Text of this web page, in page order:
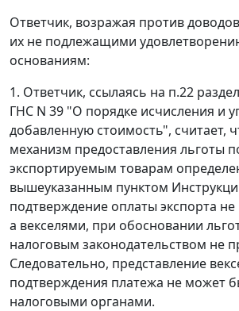
Ответчик, возражая против
их не подлежащими
основаниям:
1. Ответчик, ссылаясь на п.22
ГНС N 39 "О порядке исчисления и
добавленную стоимость", считает,
механизм предоставления льготы
экспортируемым товарам
вышеуказанным пунктом
подтверждение оплаты экспорта
а векселями, при обосновании
налоговым законодательством не
Следовательно, представление
подтверждения платежа не может
налоговыми органами.